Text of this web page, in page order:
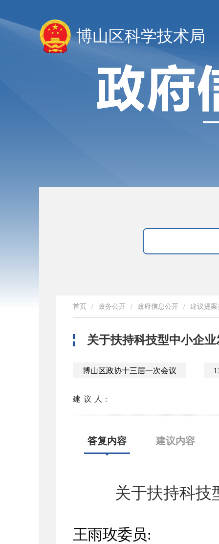
博山区科学技术局
首页 / 政务公开 / 政府信息公开 / 建议提案
关于扶持科技型中小企
博山区政协十三届一次会议
建议人:
答复内容 建议内容
关于扶持科技
王雨玫委员: